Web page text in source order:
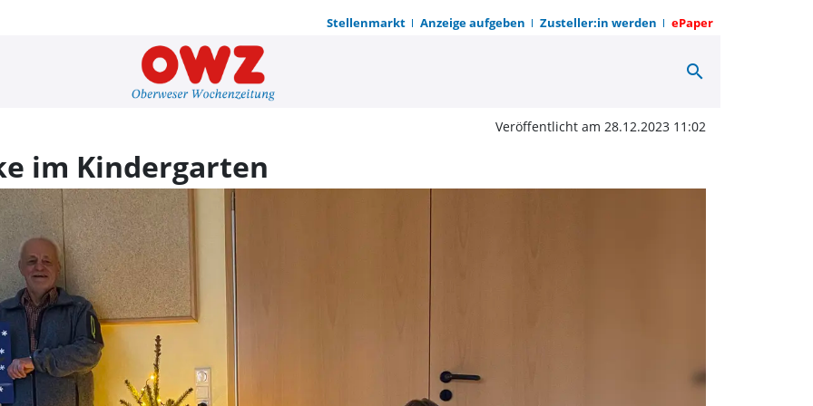
Stellenmarkt Anzeige aufgeben Zusteller:in werden ePaper
Weihnachtsgeschenke im search
Veröffentlicht am 28.12.2023 11:02
im Kindergarten